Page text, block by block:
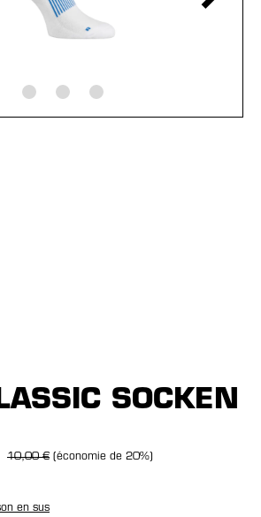
SOCKEN
10,00 € (économie de 20%)
en sus